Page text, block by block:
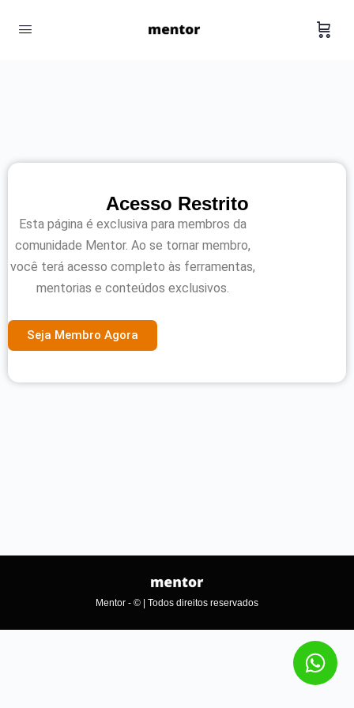
Acesso Restrito
Esta página é exclusiva para membros da
comunidade Mentor. Ao se tornar membro,
você terá acesso completo às ferramentas,
mentorias e conteúdos exclusivos.
Seja Membro Agora
Mentor - © | Todos direitos reservados